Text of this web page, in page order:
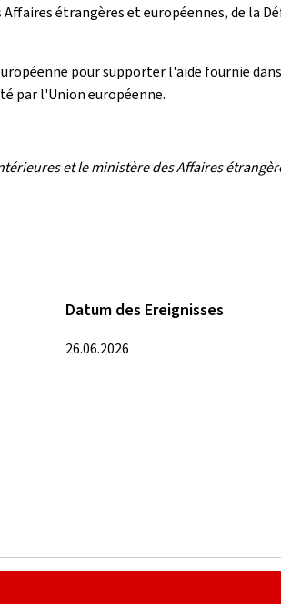
étrangères et européennes, de la
pour supporter l'aide fournie dans
par l'Union européenne.
et le ministère des Affaires
Datum des Ereignisses
26.06.2026